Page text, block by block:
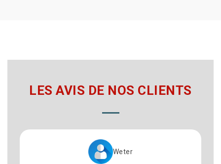
LES AVIS DE NOS CLIENTS
Weter